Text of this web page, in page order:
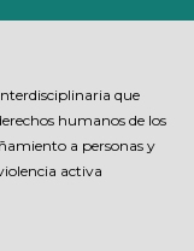
que
humanos de los
a personas y
activa